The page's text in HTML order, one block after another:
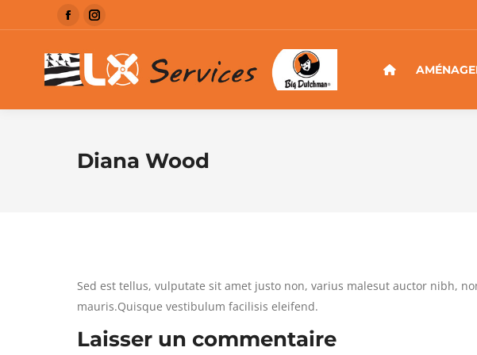
Facebook
dans
nouvelle
La
Instagram
dans
nouvelle
Diana Wood
Sed est tellus, vulputate sit amet justo non, varius malesut auctor nibh,
mauris.Quisque vestibulum facilisis eleifend.
Laisser un commentaire